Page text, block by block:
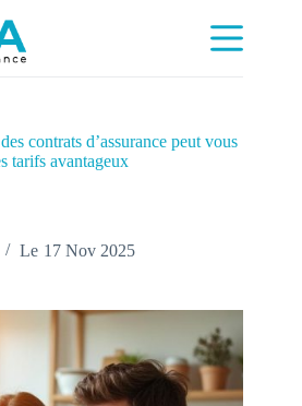
contrats d’assurance peut vous
tarifs avantageux
Le 17 Nov 2025